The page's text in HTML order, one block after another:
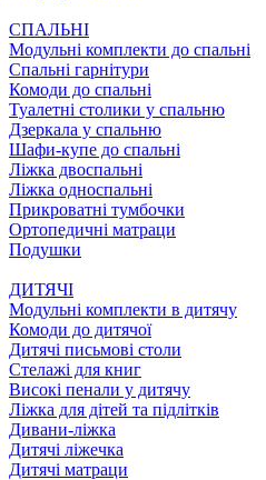
СПАЛЬНІ
Модульні комплекти до спальні
Спальні гарнітури
Комоди до спальні
Туалетні столики у спальню
Дзеркала у спальню
Шафи-купе до спальні
Ліжка двоспальні
Ліжка односпальні
Прикроватні тумбочки
Ортопедичні матраци
Подушки
ДИТЯЧІ
Модульні комплекти в дитячу
Комоди до дитячої
Дитячі письмові столи
Стелажі для книг
Високі пенали у дитячу
Ліжка для дітей та підлітків
Дивани-ліжка
Дитячі ліжечка
Дитячі матраци